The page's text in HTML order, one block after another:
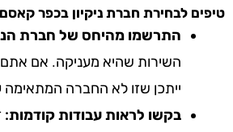
טיפים לבחירת חברת ניקיון בכפר קאסם
התרשמו מהיחס של חברת
השירות שהיא מעניקה. אם אתם
ייתכן שזו לא החברה המתאימה
בקשו לראות עבודות קודמות: